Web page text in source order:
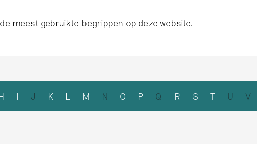
meest gebruikte begrippen op deze website.
I J K L M N O P Q R S T U V